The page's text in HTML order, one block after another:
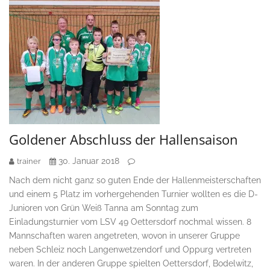
Goldener Abschluss der Hallensaison
trainer
30. Januar 2018
Nach dem nicht ganz so guten Ende der Hallenmeisterschaften
und einem 5 Platz im vorhergehenden Turnier wollten es die D-
Junioren von Grün Weiß Tanna am Sonntag zum
Einladungsturnier vom LSV 49 Oettersdorf nochmal wissen. 8
Mannschaften waren angetreten, wovon in unserer Gruppe
neben Schleiz noch Langenwetzendorf und Oppurg vertreten
waren. In der anderen Gruppe spielten Oettersdorf, Bodelwitz,